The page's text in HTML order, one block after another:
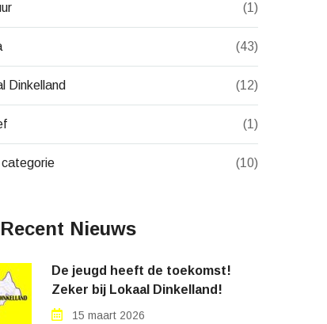
(1)
(43)
Dinkelland (12)
(1)
(10)
Recent Nieuws
De jeugd heeft de toekomst!
Zeker bij Lokaal Dinkelland!
15 maart 2026